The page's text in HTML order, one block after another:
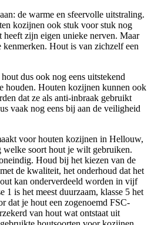
de warme en sfeervolle uitstraling.
kozijnen ook stuk voor stuk nog
zijn eigen unieke nerven. Maar
Hout is van zichzelf een
dus ook nog eens uitstekend
houden. Houten kozijnen kunnen ook
dat ze als anti-inbraak gebruikt
vaak nog eens bij aan de veiligheid
voor houten kozijnen in Hellouw,
welke soort hout je wilt gebruiken.
Houd bij het kiezen van de
de kwaliteit, het onderhoud dat het
kan onderverdeeld worden in vijf
1 is het meest duurzaam, klasse 5 het
dat je hout een zogenoemd FSC-
van hout wat ontstaat uit